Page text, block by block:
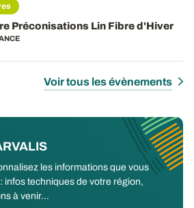
Préconisations Lin Fibre d'Hiver
Voir tous les évènements
les informations que vous
infos techniques de votre région,
à venir...